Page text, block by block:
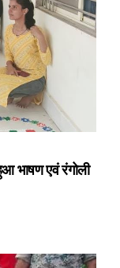
भाषण एवं रंगोली